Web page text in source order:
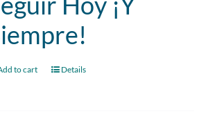
to cart Details